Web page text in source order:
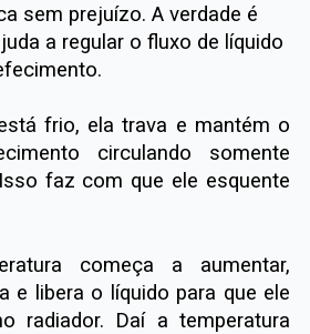
sem prejuízo. A verdade é
a regular o fluxo de líquido
frio, ela trava e mantém o
circulando somente
faz com que ele esquente
começa a aumentar,
e libera o líquido para que ele
radiador. Daí a temperatura